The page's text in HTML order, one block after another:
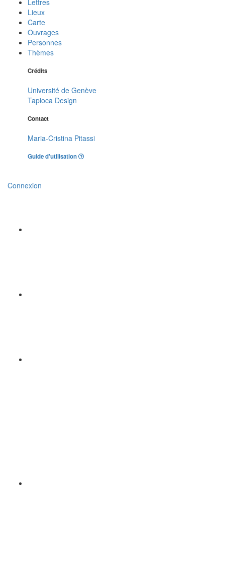
Lettres
Lieux
Carte
Ouvrages
Personnes
Thèmes
Crédits
Université de Genève
Tapioca Design
Contact
Maria-Cristina Pitassi
Guide d'utilisation
Connexion